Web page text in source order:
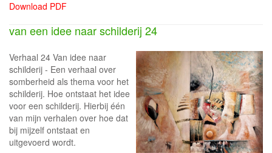
Download PDF
van een idee naar schilderij 24
Verhaal 24 Van idee naar
schilderij - Een verhaal over
somberheid als thema voor het
schilderij. Hoe ontstaat het idee
voor een schilderij. Hierbij één
van mijn verhalen over hoe dat
bij mijzelf ontstaat en
uitgevoerd wordt.